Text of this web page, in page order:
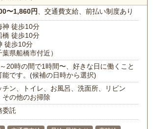
〜1,860円、交通費支給、前払い制度あり
神 徒歩10分
橋 徒歩10分
徒歩10分
葉県船橋市付近）
20時の間で1時間〜、好きな日に働くこと
能です。(候補の日時から選択)
チン、トイレ、お風呂、洗面所、リビン
その他のお掃除
委託